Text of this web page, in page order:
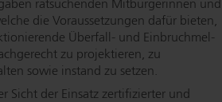
ratsuchenden Mit­bür­ge­rin­nen und
die Vor­aus­set­zun­gen dafür bieten,
Überfall- und Ein­bruch­mel­
zu projektieren, zu
sowie instand zu setzen.
Sicht der Einsatz zer­ti­fi­zier­ter und